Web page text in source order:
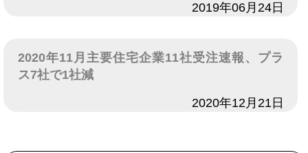
2019年06月24日
2020年11月主要住宅企業11社受注速報、プラ
ス7社で1社減
2020年12月21日